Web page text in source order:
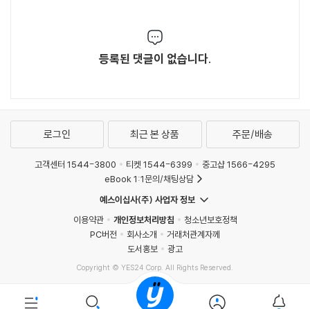
등록된 댓글이 없습니다.
로그인 최근 본 상품 주문/배송
고객센터 1544-3800 티켓 1544-6399
중고샵 1566-4295
eBook 1:1문의/채팅상담
예스이십사(주) 사업자 정보
이용약관
개인정보처리방침
청소년보호정책
PC버전
회사소개
거래처관계자께
도서홍보
광고
Copyright © YES24 Corp. All Rights Reserved.